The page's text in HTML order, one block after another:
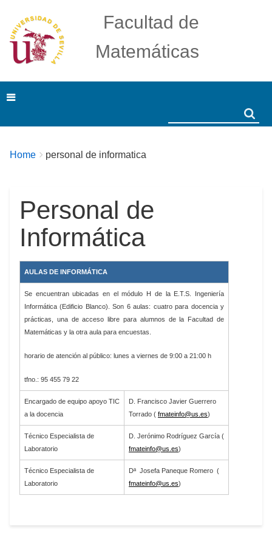
Facultad de
Matemáticas
Breadcrumbs
You
Home personal de informatica
Personal de
Informática
AULAS DE INFORMÁTICA
Se encuentran ubicadas en el módulo H de la E.T.S. Ingeniería
Informática (Edificio Blanco). Son 6 aulas: cuatro para docencia y
prácticas, una de acceso libre para alumnos de la Facultad de
Matemáticas y la otra aula para encuestas.
horario de atención al público: lunes a viernes de 9:00 a 21:00 h
tfno.: 95 455 79 22
Encargado de equipo apoyo TIC
a la docencia
D. Francisco Javier Guerrero
Torrado ( fmateinfo@us.es)
Técnico Especialista de
Laboratorio
D. Jerónimo Rodríguez García (
fmateinfo@us.es)
Técnico Especialista de
Laboratorio
Dª Josefa Paneque Romero (
fmateinfo@us.es)